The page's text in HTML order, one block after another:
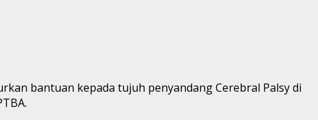
bantuan kepada tujuh penyandang Cerebral Palsy di